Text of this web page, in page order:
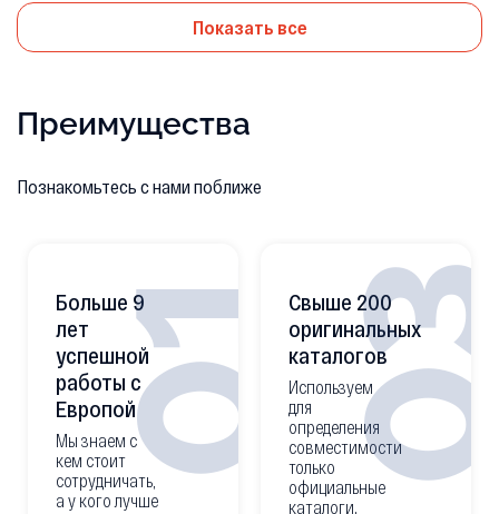
Показать все
Преимущества
Познакомьтесь с нами поближе
01
Больше 9
лет
успешной
работы с
Европой
Мы знаем с
кем стоит
сотрудничать,
а у кого лучше
Свыше 200
оригинальных
каталогов
Используем
для
определения
совместимости
только
официальные
каталоги.